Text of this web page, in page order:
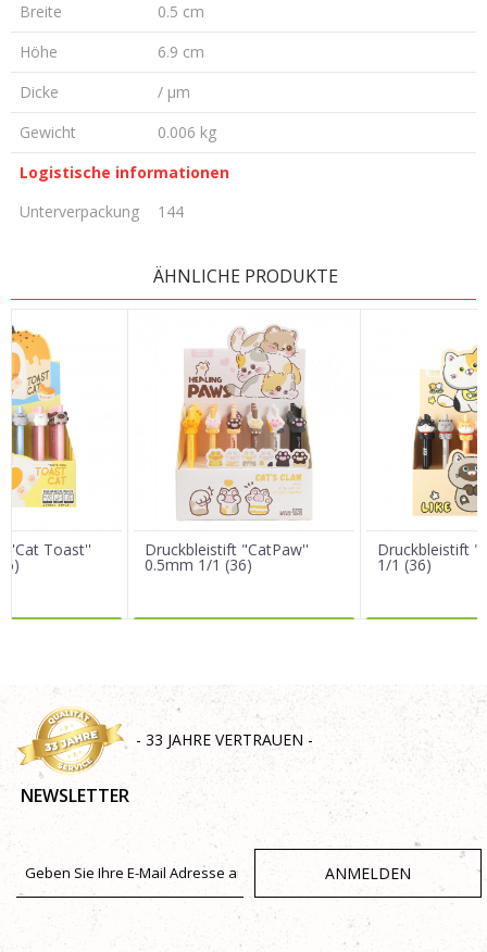
Breite
0.5 cm
Höhe
6.9 cm
Dicke
/ µm
Gewicht
0.006 kg
Logistische informationen
Unterverpackung
144
E-Mail
Nachricht
ÄHNLICHE PRODUKTE
''Cat Toast'' Druckbleistift "CatPaw''
0.5mm 1/1 (36)
Druckbleistift
1/1 (36)
- 33 JAHRE VERTRAUEN -
NEWSLETTER
ANMELDEN